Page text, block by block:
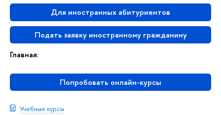
Для иностранных абитуриентов
Подать заявку иностранному гражданину
Главная:
Попробовать онлайн-курсы
Учебные курсы